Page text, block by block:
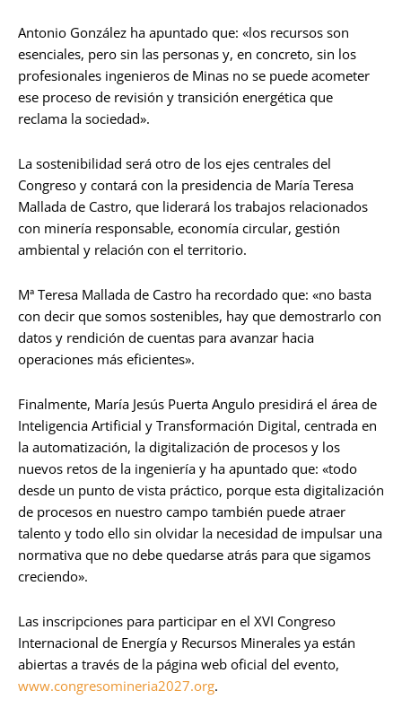
Antonio González ha apuntado que: «los recursos son
esenciales, pero sin las personas y, en concreto, sin los
profesionales ingenieros de Minas no se puede acometer
ese proceso de revisión y transición energética que
reclama la sociedad».
La sostenibilidad será otro de los ejes centrales del
Congreso y contará con la presidencia de María Teresa
Mallada de Castro, que liderará los trabajos relacionados
con minería responsable, economía circular, gestión
ambiental y relación con el territorio.
Mª Teresa Mallada de Castro ha recordado que: «no basta
con decir que somos sostenibles, hay que demostrarlo con
datos y rendición de cuentas para avanzar hacia
operaciones más eficientes».
Finalmente, María Jesús Puerta Angulo presidirá el área de
Inteligencia Artificial y Transformación Digital, centrada en
la automatización, la digitalización de procesos y los
nuevos retos de la ingeniería y ha apuntado que: «todo
desde un punto de vista práctico, porque esta digitalización
de procesos en nuestro campo también puede atraer
talento y todo ello sin olvidar la necesidad de impulsar una
normativa que no debe quedarse atrás para que sigamos
creciendo».
Las inscripciones para participar en el XVI Congreso
Internacional de Energía y Recursos Minerales ya están
abiertas a través de la página web oficial del evento,
www.congresomineria2027.org.